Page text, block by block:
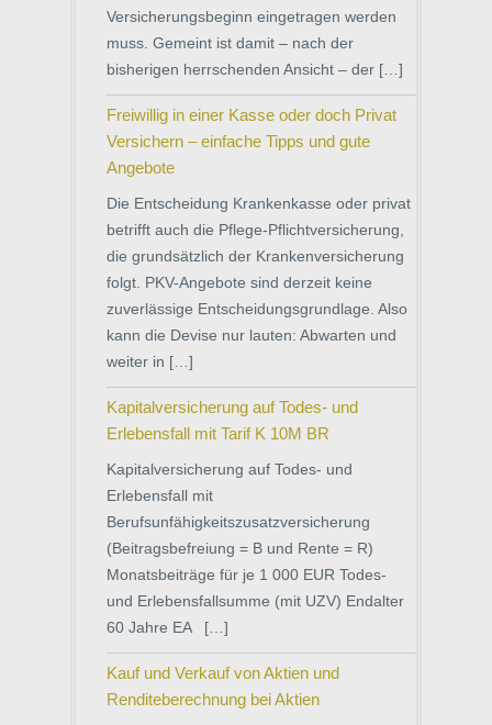
Versicherungsbeginn eingetragen werden
muss. Gemeint ist damit – nach der
bisherigen herrschenden Ansicht – der […]
Freiwillig in einer Kasse oder doch Privat
Versichern – einfache Tipps und gute
Angebote
Die Entscheidung Krankenkasse oder privat
betrifft auch die Pflege-Pflichtversicherung,
die grundsätzlich der Krankenversicherung
folgt. PKV-Angebote sind derzeit keine
zuverlässige Entscheidungsgrundlage. Also
kann die Devise nur lauten: Abwarten und
weiter in […]
Kapitalversicherung auf Todes- und
Erlebensfall mit Tarif K 10M BR
Kapitalversicherung auf Todes- und
Erlebensfall mit
Berufsunfähigkeitszusatzversicherung
(Beitragsbefreiung = B und Rente = R)
Monatsbeiträge für je 1 000 EUR Todes-
und Erlebensfallsumme (mit UZV) Endalter
60 Jahre EA […]
Kauf und Verkauf von Aktien und
Renditeberechnung bei Aktien